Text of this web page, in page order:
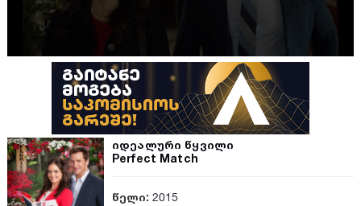
იდეალური წყვილი
Perfect Match
წელი: 2015